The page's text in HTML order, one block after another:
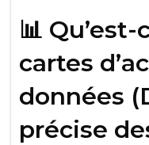
📊
cartes
données
précise